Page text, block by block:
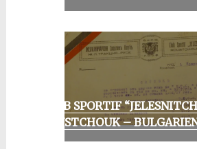
CLUB SPORTIF
ROUSTCHOUK –